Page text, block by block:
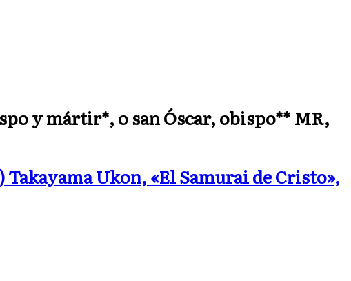
y mártir*, o san Óscar, obispo** MR,
Ukon, «El Samurai de Cristo»,